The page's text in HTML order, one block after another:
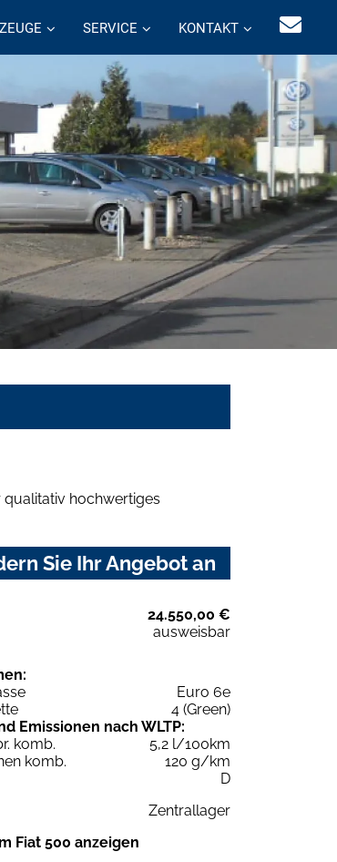
SERVICE KONTAKT
qualitativ hochwertiges
Sie Ihr Angebot an
24.550,00 €
ausweisbar
Euro 6e
4 (Green)
Emissionen nach WLTP:
komb.
5,2 l/100km
komb.
120 g/km
D
Zentrallager
Fiat 500 anzeigen